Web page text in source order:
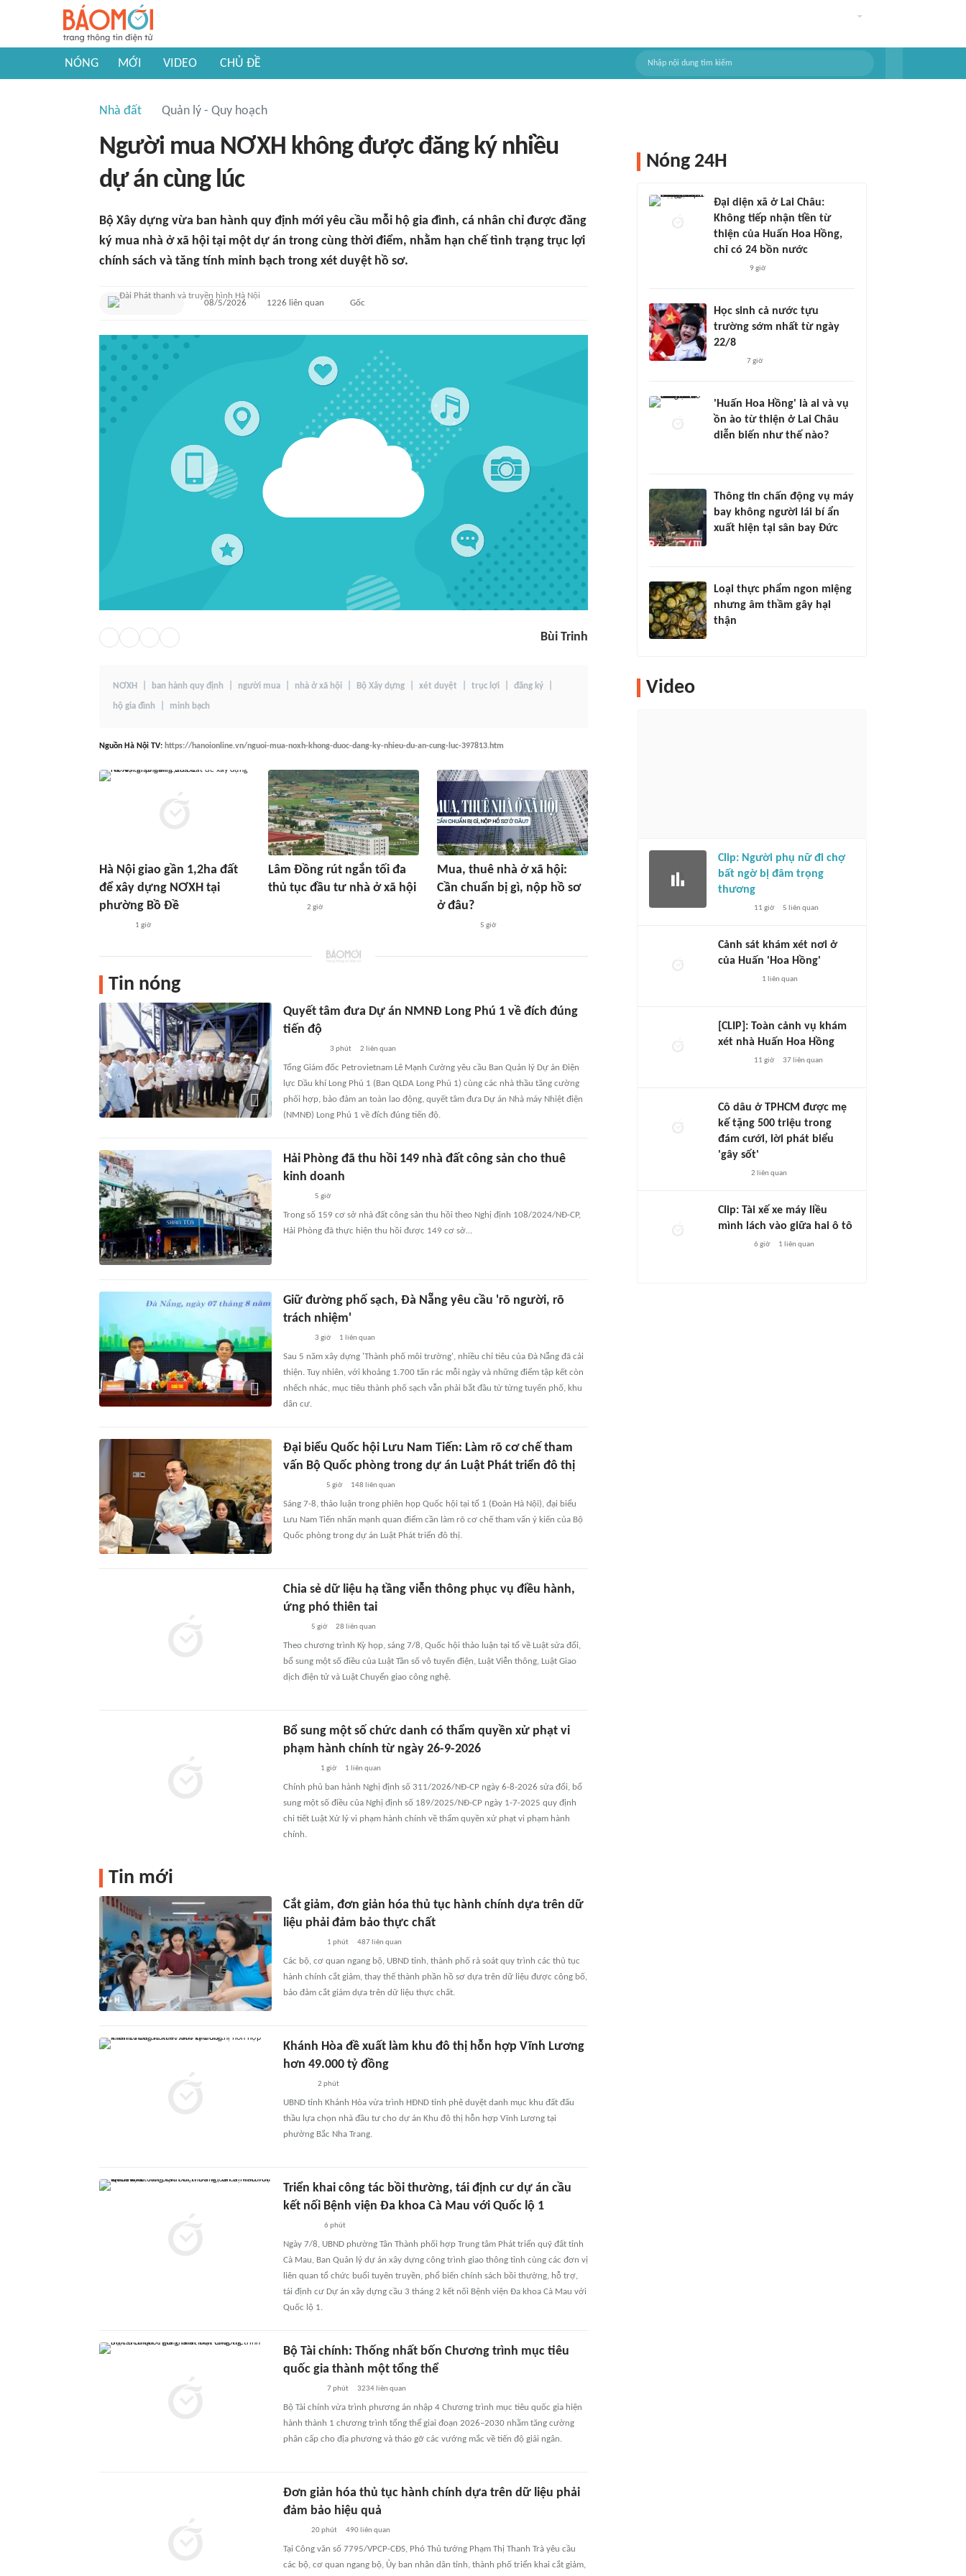
NÓNG MỚI VIDEO CHỦ ĐỀ
Nhà đất Quản lý - Quy hoạch
Người mua NƠXH không được đăng ký nhiều
dự án cùng lúc
Bộ Xây dựng vừa ban hành quy định mới yêu cầu mỗi hộ gia đình, cá nhân chỉ được đăng
ký mua nhà ở xã hội tại một dự án trong cùng thời điểm, nhằm hạn chế tình trạng trục lợi
chính sách và tăng tính minh bạch trong xét duyệt hồ sơ.
08/5/2026 1226 liên quan Gốc
Bùi Trinh
NƠXH ban hành quy định người mua nhà ở xã hội Bộ Xây dựng xét duyệt trục lợi đăng ký
hộ gia đình minh bạch
Nguồn Hà Nội TV: https://hanoionline.vn/nguoi-mua-noxh-khong-duoc-dang-ky-nhieu-du-an-cung-luc-397813.htm
Hà Nội giao gần 1,2ha đất
để xây dựng NƠXH tại
phường Bồ Đề
1 giờ
Lâm Đồng rút ngắn tối đa
thủ tục đầu tư nhà ở xã hội
2 giờ
Mua, thuê nhà ở xã hội:
Cần chuẩn bị gì, nộp hồ sơ
ở đâu?
5 giờ
Tin nóng
Quyết tâm đưa Dự án NMNĐ Long Phú 1 về đích đúng
tiến độ
3 phút 2 liên quan
Tổng Giám đốc Petrovietnam Lê Mạnh Cường yêu cầu Ban Quản lý Dự án Điện
lực Dầu khí Long Phú 1 (Ban QLDA Long Phú 1) cùng các nhà thầu tăng cường
phối hợp, bảo đảm an toàn lao động, quyết tâm đưa Dự án Nhà máy Nhiệt điện
(NMNĐ) Long Phú 1 về đích đúng tiến độ.
Hải Phòng đã thu hồi 149 nhà đất công sản cho thuê
kinh doanh
5 giờ
Trong số 159 cơ sở nhà đất công sản thu hồi theo Nghị định 108/2024/NĐ-CP,
Hải Phòng đã thực hiện thu hồi được 149 cơ sở…
Giữ đường phố sạch, Đà Nẵng yêu cầu 'rõ người, rõ
trách nhiệm'
3 giờ 1 liên quan
Sau 5 năm xây dựng 'Thành phố môi trường', nhiều chỉ tiêu của Đà Nẵng đã cải
thiện. Tuy nhiên, với khoảng 1.700 tấn rác mỗi ngày và những điểm tập kết còn
nhếch nhác, mục tiêu thành phố sạch vẫn phải bắt đầu từ từng tuyến phố, khu
dân cư.
Đại biểu Quốc hội Lưu Nam Tiến: Làm rõ cơ chế tham
vấn Bộ Quốc phòng trong dự án Luật Phát triển đô thị
5 giờ 148 liên quan
Sáng 7-8, thảo luận trong phiên họp Quốc hội tại tổ 1 (Đoàn Hà Nội), đại biểu
Lưu Nam Tiến nhấn mạnh quan điểm cần làm rõ cơ chế tham vấn ý kiến của Bộ
Quốc phòng trong dự án Luật Phát triển đô thị.
Chia sẻ dữ liệu hạ tầng viễn thông phục vụ điều hành,
ứng phó thiên tai
5 giờ 28 liên quan
Theo chương trình Kỳ họp, sáng 7/8, Quốc hội thảo luận tại tổ về Luật sửa đổi,
bổ sung một số điều của Luật Tần số vô tuyến điện, Luật Viễn thông, Luật Giao
dịch điện tử và Luật Chuyển giao công nghệ.
Bổ sung một số chức danh có thẩm quyền xử phạt vi
phạm hành chính từ ngày 26-9-2026
1 giờ 1 liên quan
Chính phủ ban hành Nghị định số 311/2026/NĐ-CP ngày 6-8-2026 sửa đổi, bổ
sung một số điều của Nghị định số 189/2025/NĐ-CP ngày 1-7-2025 quy định
chi tiết Luật Xử lý vi phạm hành chính về thẩm quyền xử phạt vi phạm hành
chính.
Tin mới
Cắt giảm, đơn giản hóa thủ tục hành chính dựa trên dữ
liệu phải đảm bảo thực chất
1 phút 487liên quan
Các bộ, cơ quan ngang bộ, UBND tỉnh, thành phố rà soát quy trình các thủ tục
hành chính cắt giảm, thay thế thành phần hồ sơ dựa trên dữ liệu được công bố,
bảo đảm cắt giảm dựa trên dữ liệu thực chất.
Khánh Hòa đề xuất làm khu đô thị hỗn hợp Vĩnh Lương
hơn 49.000 tỷ đồng
2 phút
UBND tỉnh Khánh Hòa vừa trình HĐND tỉnh phê duyệt danh mục khu đất đấu
thầu lựa chọn nhà đầu tư cho dự án Khu đô thị hỗn hợp Vĩnh Lương tại
phường Bắc Nha Trang.
Triển khai công tác bồi thường, tái định cư dự án cầu
kết nối Bệnh viện Đa khoa Cà Mau với Quốc lộ 1
6 phút
Ngày 7/8, UBND phường Tân Thành phối hợp Trung tâm Phát triển quỹ đất tỉnh
Cà Mau, Ban Quản lý dự án xây dựng công trình giao thông tỉnh cùng các đơn vị
liên quan tổ chức buổi tuyên truyền, phổ biến chính sách bồi thường, hỗ trợ,
tái định cư Dự án xây dựng cầu 3 tháng 2 kết nối Bệnh viện Đa khoa Cà Mau với
Quốc lộ 1.
Bộ Tài chính: Thống nhất bốn Chương trình mục tiêu
quốc gia thành một tổng thể
7 phút 3234liên quan
Bộ Tài chính vừa trình phương án nhập 4 Chương trình mục tiêu quốc gia hiện
hành thành 1 chương trình tổng thể giai đoạn 2026–2030 nhằm tăng cường
phân cấp cho địa phương và tháo gỡ các vướng mắc về tiến độ giải ngân.
Đơn giản hóa thủ tục hành chính dựa trên dữ liệu phải
đảm bảo hiệu quả
20 phút 490 liên quan
Tại Công văn số 7795/VPCP-CĐS, Phó Thủ tướng Phạm Thị Thanh Trà yêu cầu
các bộ, cơ quan ngang bộ, Ủy ban nhân dân tỉnh, thành phố triển khai cắt giảm,
Nóng 24H
Đại diện xã ở Lai Châu:
Không tiếp nhận tiền từ
thiện của Huấn Hoa Hồng,
chỉ có 24 bồn nước
9 giờ
Học sinh cả nước tựu
trường sớm nhất từ ngày
22/8
7 giờ
'Huấn Hoa Hồng' là ai và vụ
ồn ào từ thiện ở Lai Châu
diễn biến như thế nào?
Thông tin chấn động vụ máy
bay không người lái bí ẩn
xuất hiện tại sân bay Đức
Loại thực phẩm ngon miệng
nhưng âm thầm gây hại
thận
Video
Clip: Người phụ nữ đi chợ
bất ngờ bị đâm trọng
thương
11 giờ 5 liên quan
Cảnh sát khám xét nơi ở
của Huấn 'Hoa Hồng'
1 liên quan
[CLIP]: Toàn cảnh vụ khám
xét nhà Huấn Hoa Hồng
11 giờ 37liên quan
Cô dâu ở TPHCM được mẹ
kế tặng 500 triệu trong
đám cưới, lời phát biểu
'gây sốt'
2 liên quan
Clip: Tài xế xe máy liều
mình lách vào giữa hai ô tô
6 giờ 1 liên quan